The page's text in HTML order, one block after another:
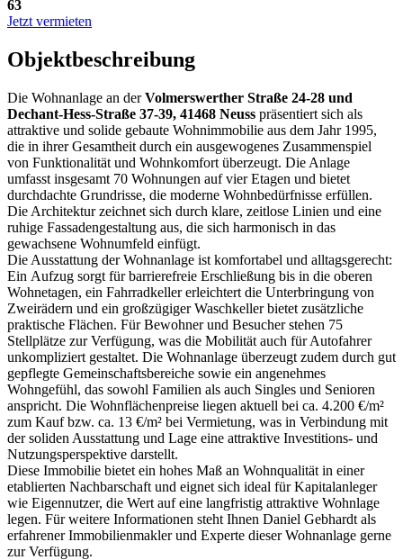
63
Jetzt vermieten
Objektbeschreibung
Die Wohnanlage an derVolmerswerther Straße 24-28 und
Dechant-Hess-Straße 37-39, 41468 Neuss präsentiert sich als
attraktive und solide gebaute Wohnimmobilie aus dem Jahr 1995,
die in ihrer Gesamtheit durch ein ausgewogenes Zusammenspiel
von Funktionalität und Wohnkomfort überzeugt. Die Anlage
umfasst insgesamt 70 Wohnungen auf vier Etagen und bietet
durchdachte Grundrisse, die moderne Wohnbedürfnisse erfüllen.
Die Architektur zeichnet sich durch klare, zeitlose Linien und eine
ruhige Fassadengestaltung aus, die sich harmonisch in das
gewachsene Wohnumfeld einfügt.
Die Ausstattung der Wohnanlage ist komfortabel und alltagsgerecht:
Ein Aufzug sorgt für barrierefreie Erschließung bis in die oberen
Wohnetagen, ein Fahrradkeller erleichtert die Unterbringung von
Zweirädern und ein großzügiger Waschkeller bietet zusätzliche
praktische Flächen. Für Bewohner und Besucher stehen 75
Stellplätze zur Verfügung, was die Mobilität auch für Autofahrer
unkompliziert gestaltet. Die Wohnanlage überzeugt zudem durch gut
gepflegte Gemeinschaftsbereiche sowie ein angenehmes
Wohngefühl, das sowohl Familien als auch Singles und Senioren
anspricht. Die Wohnflächenpreise liegen aktuell bei ca. 4.200 €/m²
zum Kauf bzw. ca. 13 €/m² bei Vermietung, was in Verbindung mit
der soliden Ausstattung und Lage eine attraktive Investitions- und
Nutzungsperspektive darstellt.
Diese Immobilie bietet ein hohes Maß an Wohnqualität in einer
etablierten Nachbarschaft und eignet sich ideal für Kapitalanleger
wie Eigennutzer, die Wert auf eine langfristig attraktive Wohnlage
legen. Für weitere Informationen steht Ihnen Daniel Gebhardt als
erfahrener Immobilienmakler und Experte dieser Wohnanlage gerne
zur Verfügung.